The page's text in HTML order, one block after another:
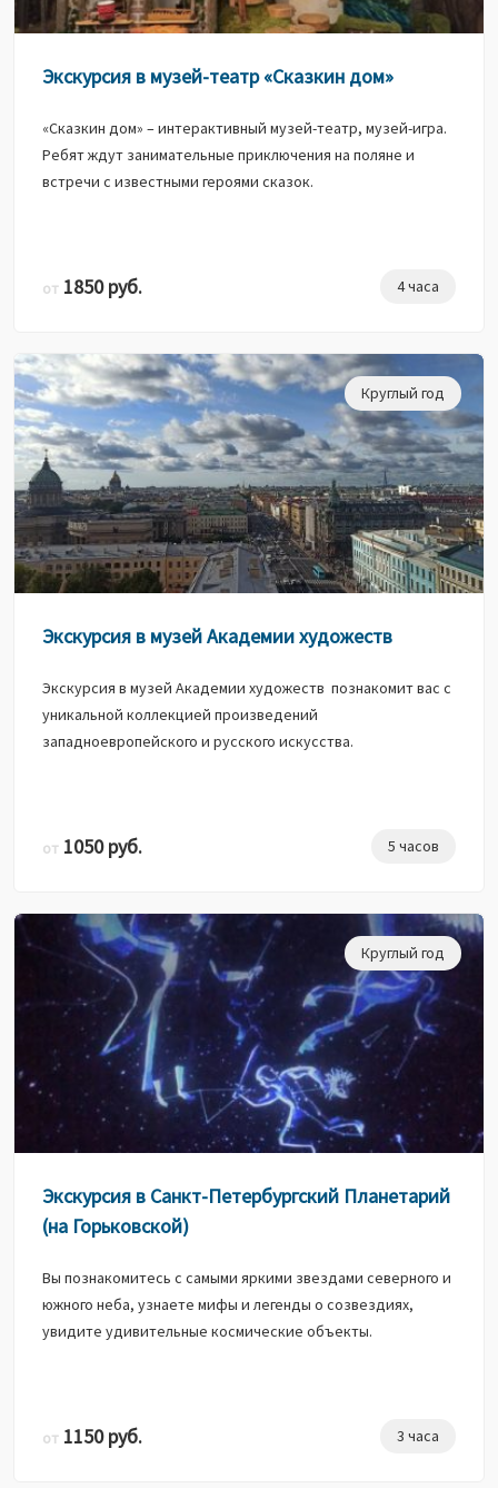
Экскурсия в музей-театр «Сказкин дом»
«Сказкин дом» – интерактивный музей-театр, музей-игра.
Ребят ждут занимательные приключения на поляне и
встречи с известными героями сказок.
от 1850 руб. 4 часа
Круглый год
Экскурсия в музей Академии художеств
Экскурсия в музей Академии художеств познакомит вас с
уникальной коллекцией произведений
западноевропейского и русского искусства.
от 1050 руб. 5 часов
Круглый год
Экскурсия в Санкт-Петербургский Планетарий
(на Горьковской)
Вы познакомитесь с самыми яркими звездами северного и
южного неба, узнаете мифы и легенды о созвездиях,
увидите удивительные космические объекты.
от 1150 руб. 3 часа